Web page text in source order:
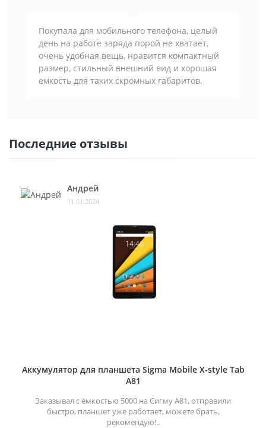
Покупала для мобильного телефона, целый
день на работе заряда порой не хватает,
очень удобная вещь, нравится компактный
размер, стильный внешний вид и хорошая
емкость для таких скромных габаритов.
Последние отзывы
Андрей
11.01.2024
Аккумулятор для планшета Sigma Mobile X-style Tab
A81
Заказывал с ёмкостью 5000 на Сигму А81, отправили
быстро, планшет уже работает, можете брать,
рекомендую!..